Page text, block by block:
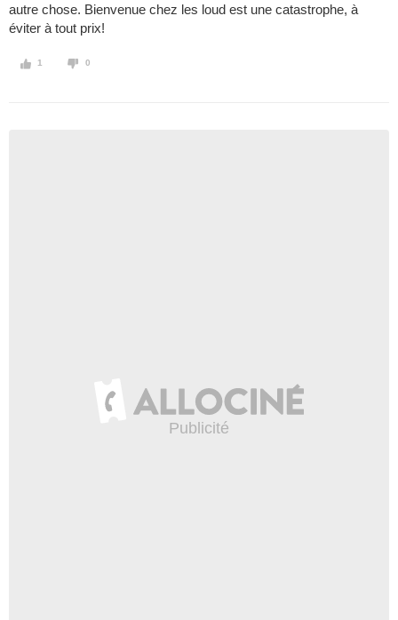
autre chose. Bienvenue chez les loud est une catastrophe, à
éviter à tout prix!
1 0